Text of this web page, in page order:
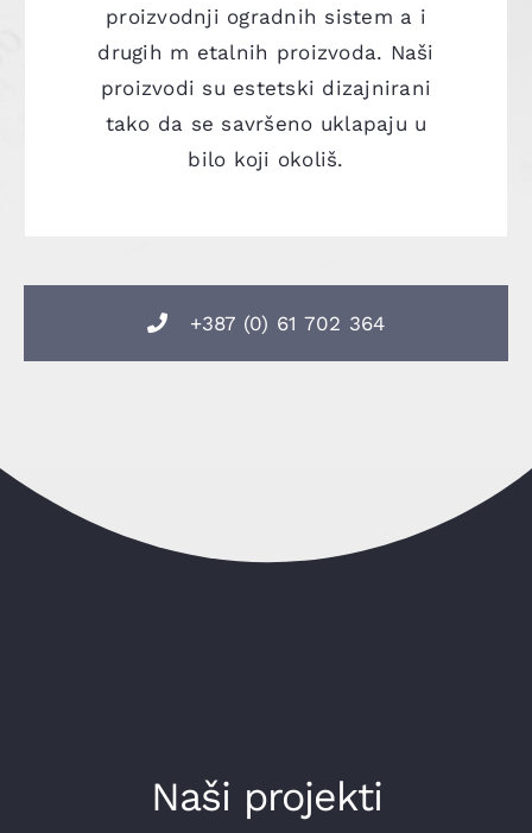
proizvodnji ogradnih sistem a i
drugih m etalnih proizvoda. Naši
proizvodi su estetski dizajnirani
tako da se savršeno uklapaju u
bilo koji okoliš.
+387 (0) 61 702 364
Naši projekti